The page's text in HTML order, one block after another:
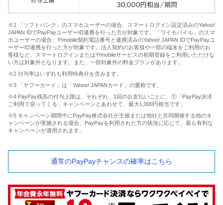
※1 「ソフトバンク」のスマホユーザーの場合、スマートログイン設定済みのYahoo!
JAPAN IDでPayPayユーザーID連携を行った方が対象です。「ワイモバイル」のスマ
ホユーザーの場合、Y!mobile契約電話番号と連携済みのYahoo! JAPAN IDでPayPayユ
ーザーID連携を行った方が対象です。法人契約のお客様や一部の端末をご利用のお
客様など、スマートログインまたはY!mobileサービスの初期登録をご利用いただけな
い方は対象外となります。また、一部対象外の料金プランがあります。
※2 付与率はいずれも利用特典分を含みます。
※3 「ヤフーカード」は「Yahoo! JAPANカード」の愛称です。
※4 PayPay残高の付与上限は、それぞれ、1回のお支払いごとに、①「PayPay決済
ご利用で戻ってくる」キャンペーンとあわせて、最大1,000円相当です。
※5 キャンペーン期間中にPayPay株式会社が主催または他社と共同開催する他のキ
ャンペーンが実施される場合、PayPayを利用された方の状況に応じて、最も有利な
キャンペーンが適用されます。
通常のPayPayチャンスの確率はこちら